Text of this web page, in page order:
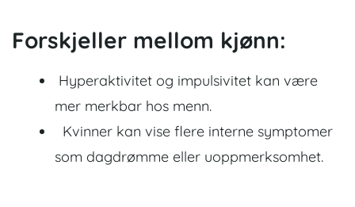
Forskjeller mellom kjønn:
Hyperaktivitet og impulsivitet kan være
mer merkbar hos menn.
Kvinner kan vise flere interne symptomer
som dagdrømme eller uoppmerksomhet.